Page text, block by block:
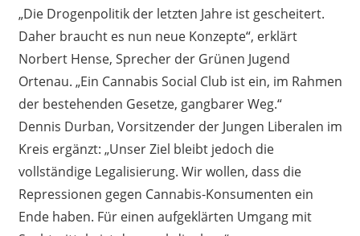
„Die Drogenpolitik der letzten Jahre ist gescheitert.
Daher braucht es nun neue Konzepte“, erklärt
Norbert Hense, Sprecher der Grünen Jugend
Ortenau. „Ein Cannabis Social Club ist ein, im Rahmen
der bestehenden Gesetze, gangbarer Weg.“
Dennis Durban, Vorsitzender der Jungen Liberalen im
Kreis ergänzt: „Unser Ziel bleibtjedoch die
vollständigeLegalisierung. Wir wollen, dass die
Repressionen gegen Cannabis-Konsumenten ein
Ende haben. Für einen aufgeklärten Umgang mit